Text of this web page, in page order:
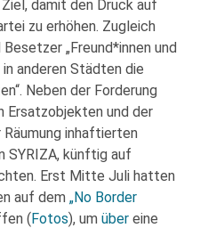
damit den Druck auf
zu erhöhen. Zugleich
„Freund*innen und
anderen Städten die
Neben der Forderung
Ersatzobjekten und der
inhaftierten
SYRIZA, künftig auf
Erst Mitte Juli hatten
auf dem „No Border
(Fotos), um über eine